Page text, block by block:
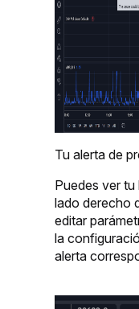
Tu alerta de
Puedes ver tu
lado derecho
editar
la
alerta